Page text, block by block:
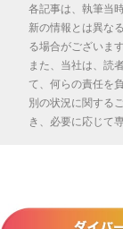
各記事は、執筆当
新の情報とは異な
る場合がございま
また、当社は、読
て、何らの責任を
別の状況に関する
き、必要に応じて